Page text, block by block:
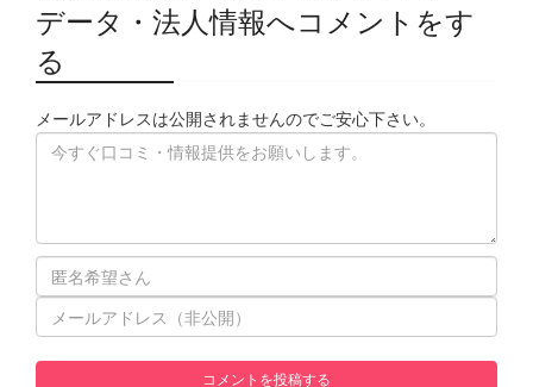
データ・法人情報へコメントをす
る
メールアドレスは公開されませんのでご安心下さい。